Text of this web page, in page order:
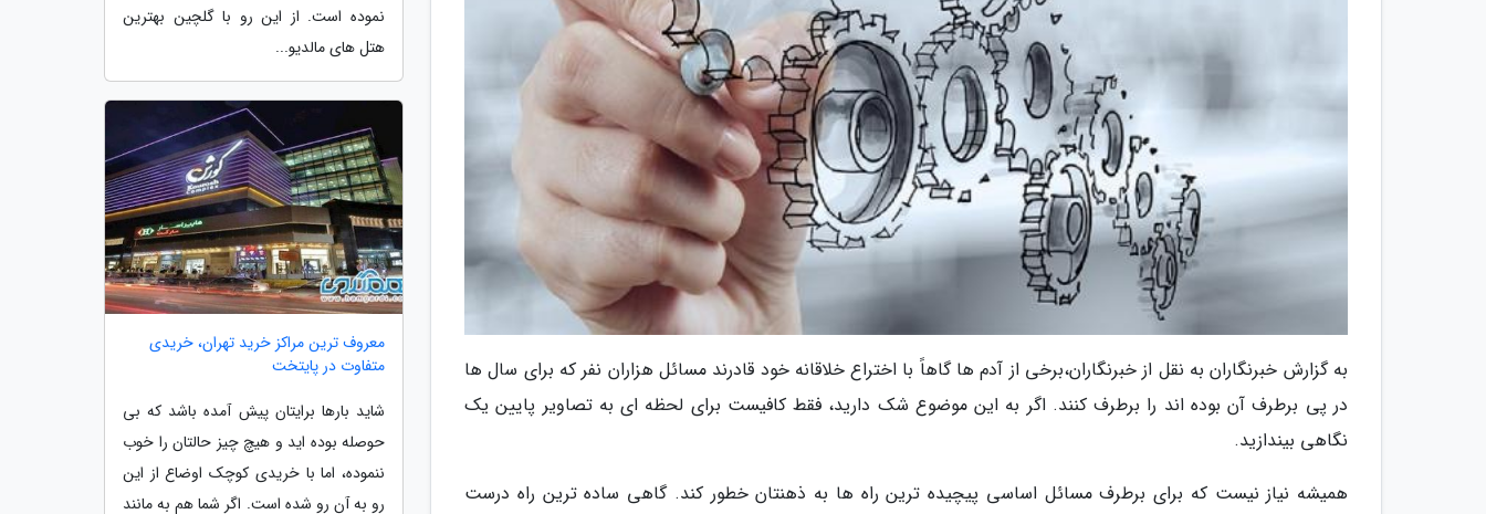
به گزارش خبرنگاران به نقل از خبرنگاران،برخی از آدم ها گاهاً با اختراع خلاقانه خود قادرند مسائل هزاران نفر که برای سال ها
در پی برطرف آن بوده اند را برطرف کنند. اگر به این موضوع شک دارید، فقط کافیست برای لحظه ای به تصاویر پایین یک
نگاهی بیندازید.
همیشه نیاز نیست که برای برطرف مسائل اساسی پیچیده ترین راه ها به ذهنتان خطور کند. گاهی ساده ترین راه درست
نموده است. از این رو با گلچین بهترین
هتل های مالدیو...
معروف ترین مراکز خرید تهران، خریدی
متفاوت در پایتخت
شاید بارها برایتان پیش آمده باشد که بی
حوصله بوده اید و هیچ چیز حالتان را خوب
ننموده، اما با خریدی کوچک اوضاع از این
رو به آن رو شده است. اگر شما هم به مانند